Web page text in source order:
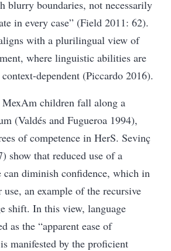
blurry boundaries, not necessarily
in every case” (Field 2011: 62).
with a plurilingual view of
where linguistic abilities are
dependent (Piccardo 2016).
MexAm children fall along a
(Valdés and Fugueroa 1994),
of competence in HerS. Sevinç
show that reduced use of a
can diminish confidence, which in
an example of the recursive
shift. In this view, language
as the “apparent ease of
manifested by the proficient